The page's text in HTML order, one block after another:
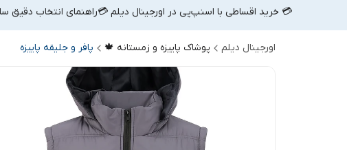
💳 خرید اقساطی با اسنپ‌پی در اورجینال دیلم 💳راهنمای انتخاب دقیق
اورجینال دیلم پوشاک پاییزه و زمستانه 🍁 پافر و جلیقه پاییزه